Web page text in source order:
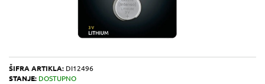
ŠIFRA ARTIKLA: DI12496
STANJE: DOSTUPNO